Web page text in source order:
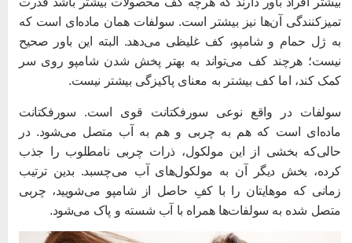
آن‌ها نیز بیشتر است. سولفات همان ماده‌ای است که
ژل حمام و شامپو، کف غلیظی می‌دهد. البته این باور صحیح
هرچند کف می‌تواند به بهتر پخش شدن شامپو روی سر
کند، اما کف بیشتر به معنای پاکیزگی بیشتر نیست.
در واقع نوعی سورفکتانت قوی است. سورفکتانت
است که هم به چربی و هم به آب متصل می‌شود. در
بخشی از این مولکول، ذرات چربی نامطلوب را جذب
بخش دیگر آن به مولکول‌های آب می‌چسبد. بدین ترتیب
که موهایتان را با کفِ حاصل از شامپو می‌شویید، چربی
شده به سولفات‌ها همراه با آب شسته و پاک می‌شود.